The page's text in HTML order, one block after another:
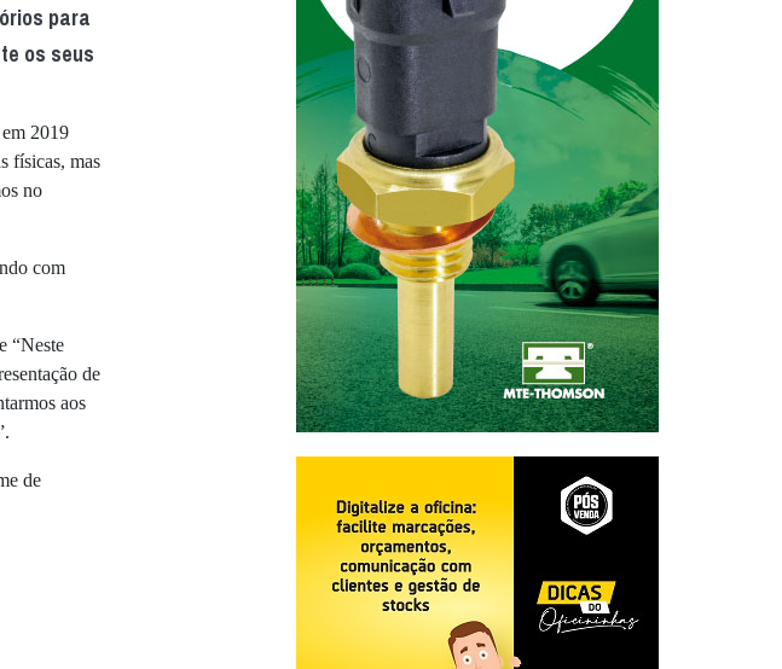
para
os seus
2019
físicas, mas
no
com
“Neste
de
aos
de